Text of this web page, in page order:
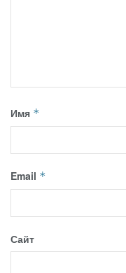
Имя *
Email *
Сайт